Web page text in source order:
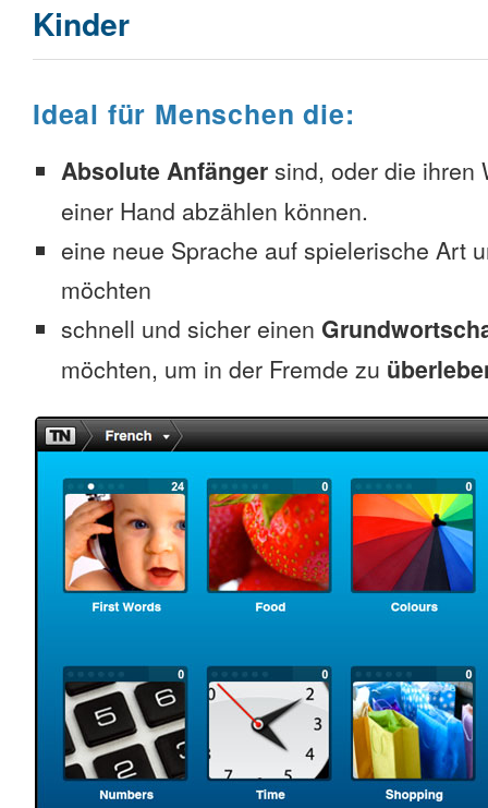
Kinder
Ideal für Menschen die:
Absolute Anfänger sind, oder die ihren
einer Hand abzählen können.
eine neue Sprache auf spielerische Art
möchten
schnell und sicher einen
möchten, um in der Fremde zu